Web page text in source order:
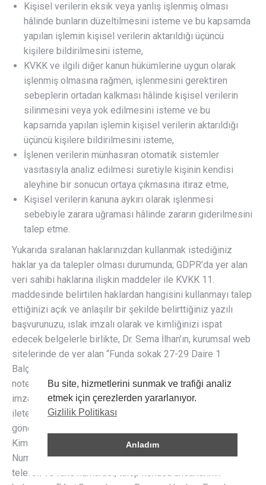
Kişisel verilerin eksik veya yanlış işlenmiş olması
hâlinde bunların düzeltilmesini isteme ve bu kapsamda
yapılan işlemin kişisel verilerin aktarıldığı üçüncü
kişilere bildirilmesini isteme,
KVKK ve ilgili diğer kanun hükümlerine uygun olarak
işlenmiş olmasına rağmen, işlenmesini gerektiren
sebeplerin ortadan kalkması hâlinde kişisel verilerin
silinmesini veya yok edilmesini isteme ve bu
kapsamda yapılan işlemin kişisel verilerin aktarıldığı
üçüncü kişilere bildirilmesini isteme,
İşlenen verilerin münhasıran otomatik sistemler
vasıtasıyla analiz edilmesi suretiyle kişinin kendisi
aleyhine bir sonucun ortaya çıkmasına itiraz etme,
Kişisel verilerin kanuna aykırı olarak işlenmesi
sebebiyle zarara uğraması hâlinde zararın giderilmesini
talep etme.
Yukarıda sıralanan haklarınızdan kullanmak istediğiniz
haklar ya da talepler olması durumunda; GDPR’da yer alan
veri sahibi haklarına ilişkin maddeler ile KVKK 11.
maddesinde belirtilen haklardan hangisini kullanmayı talep
ettiğinizi açık ve anlaşılır bir şekilde belirttiğiniz yazılı
başvurunuzu, ıslak imzalı olarak ve kimliğinizi ispat
edecek belgelerle birlikte, Dr. Sema İlhan’ın, kurumsal web
sitelerinde de yer alan “Funda sokak 27-29 Daire 1
Balçova İzmir ” adresine gelerek bizzat elden sunabilir,
noter kanalıyla gönderebilir veya güvenli e-imza ile
imzalayarak “ilhan.sema@gmail.com” mail adresine
iletebilir veyahut KVKK’da belirtilen diğer yöntemler ile
gönderebilirsiniz. Başvurularınızda, ad- soyad, imza, T.C.
Kimlik Numarası/Pasaport Numarası/geçici T.C. Kimlik
Numarası, ikamet veya işyeri adresi, e-posta adresi,
telefon ve faks numarası, talep konusu unsurlarının
Bu site, hizmetlerini sunmak ve trafiği analiz
etmek için çerezlerden yararlanıyor.
Gizlilik Politikası
Anladım